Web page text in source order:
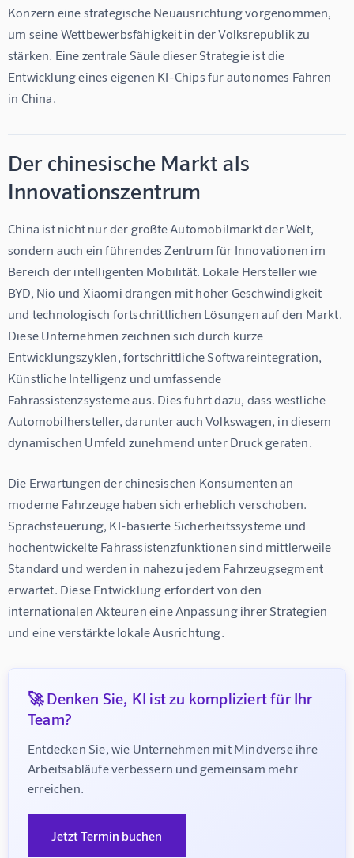
Konzern eine strategische Neuausrichtung vorgenommen,
um seine Wettbewerbsfähigkeit in der Volksrepublik zu
stärken. Eine zentrale Säule dieser Strategie ist die
Entwicklung eines eigenen KI-Chips für autonomes Fahren
in China.
Der chinesische Markt als
Innovationszentrum
China ist nicht nur der größte Automobilmarkt der Welt,
sondern auch ein führendes Zentrum für Innovationen im
Bereich der intelligenten Mobilität. Lokale Hersteller wie
BYD, Nio und Xiaomi drängen mit hoher Geschwindigkeit
und technologisch fortschrittlichen Lösungen auf den Markt.
Diese Unternehmen zeichnen sich durch kurze
Entwicklungszyklen, fortschrittliche Softwareintegration,
Künstliche Intelligenz und umfassende
Fahrassistenzsysteme aus. Dies führt dazu, dass westliche
Automobilhersteller, darunter auch Volkswagen, in diesem
dynamischen Umfeld zunehmend unter Druck geraten.
Die Erwartungen der chinesischen Konsumenten an
moderne Fahrzeuge haben sich erheblich verschoben.
Sprachsteuerung, KI-basierte Sicherheitssysteme und
hochentwickelte Fahrassistenzfunktionen sind mittlerweile
Standard und werden in nahezu jedem Fahrzeugsegment
erwartet. Diese Entwicklung erfordert von den
internationalen Akteuren eine Anpassung ihrer Strategien
und eine verstärkte lokale Ausrichtung.
🚀 Denken Sie, KI ist zu kompliziert für Ihr
Team?
Entdecken Sie, wie Unternehmen mit Mindverse ihre
Arbeitsabläufe verbessern und gemeinsam mehr
erreichen.
Jetzt Termin buchen